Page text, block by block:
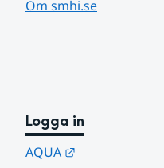
Om smhi.se
Logga in
AQUA